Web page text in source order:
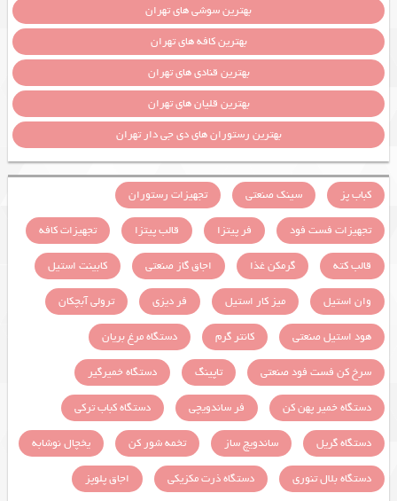
بهترین سوشی های تهران
بهترین کافه های تهران
بهترین قنادی های تهران
بهترین قلیان های تهران
بهترین رستوران های دی جی دار تهران
کباب پز سینک صنعتی
تجهیزات رستوران
تجهیزات فست فود
فر پیتزا قالب پیتزا
تجهیزات کافه
قالب کته
گرمکن غذا اجاق گاز صنعتی
کابینت استیل
وان استیل
میز کار استیل فر دیزی
ترولی آبچکان
هود استیل صنعتی
کانتر گرم
دستگاه مرغ بریان
سرخ کن فست فود صنعتی
تاپینگ
دستگاه خمیرگیر
دستگاه خمیر پهن کن
فر ساندویچی
دستگاه کباب ترکی
دستگاه گریل
ساندویچ ساز تخمه شور کن
یخچال نوشابه
دستگاه بلال تنوری
دستگاه ذرت مکزیکی اجاق پلوپز